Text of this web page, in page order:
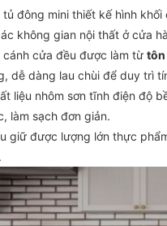
tủ đông mini thiết kế hình
không gian nội thất ở cửa
cánh cửa đều được làm từ tôn
dễ dàng lau chùi để duy trì
liệu nhôm sơn tĩnh điện độ
làm sạch đơn giản.
giữ được lượng lớn thực
.